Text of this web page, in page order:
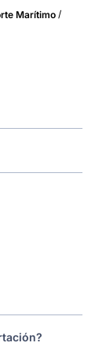
Marítimo /